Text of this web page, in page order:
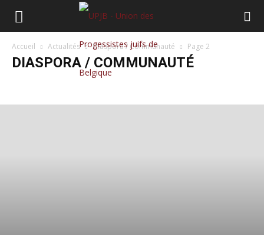
Accueil Actualités Diaspora / Communauté Page 2
DIASPORA / COMMUNAUTÉ